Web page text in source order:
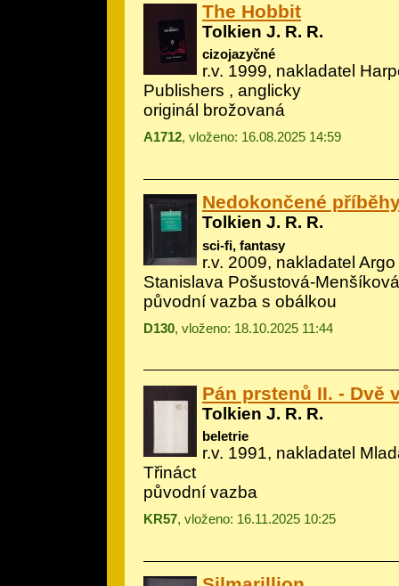
The Hobbit
Tolkien J. R. R.
cizojazyčné
r.v. 1999, nakladatel
Publishers , anglicky
originál brožovaná
A1712, vloženo: 16.08.2025 14:59
Nedokončené
Tolkien J. R. R.
sci-fi, fantasy
r.v. 2009, nakladatel Argo
Stanislava Pošustová-
původní vazba s obálkou
D130, vloženo: 18.10.2025 11:44
Pán prstenů II. - Dvě
Tolkien J. R. R.
beletrie
r.v. 1991, nakladatel
Třináct
původní vazba
KR57, vloženo: 16.11.2025 10:25